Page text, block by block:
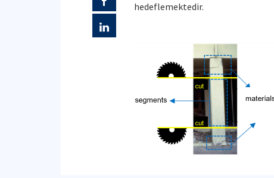
hedeflemektedir.